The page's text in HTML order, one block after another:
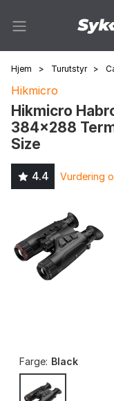
Hjem > Turutstyr >
Hikmicro
Hikmicro
384x288
Size
4.4 Vurdering
Farge: Black